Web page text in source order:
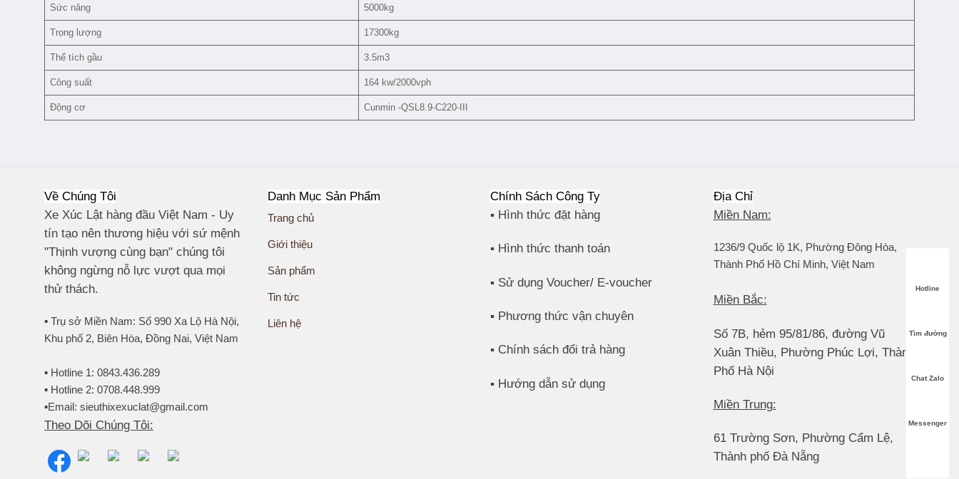
Sức nâng 5000kg
Trọng lượng 17300kg
Thể tích gầu 3.5m3
Công suất 164 kw/2000vph
Động cơ Cunmin -QSL8.9-C220-III
Về Chúng Tôi
Xe Xúc Lật hàng đầu Việt Nam - Uy
tín tạo nên thương hiệu với sứ mệnh
"Thịnh vượng cùng bạn" chúng tôi
không ngừng nỗ lực vượt qua mọi
thử thách.
▪️ Trụ sở Miền Nam: Số 990 Xa Lộ Hà Nội,
Khu phố 2, Biên Hòa, Đồng Nai, Việt Nam
▪️ Hotline 1: 0843.436.289
▪️ Hotline 2: 0708.448.999
▪️Email: sieuthixexuclat@gmail.com
Theo Dõi Chúng Tôi:
Danh Mục Sản Phẩm
Trang chủ
Giới thiệu
Sản phẩm
Tin tức
Liên hệ
Chính Sách Công Ty
▪️ Hình thức đặt hàng
▪️ Hình thức thanh toán
▪️ Sử dụng Voucher/ E-voucher
▪️ Phương thức vận chuyên
▪️ Chính sách đổi trả hàng
▪️ Hướng dẫn sử dụng
Địa Chỉ
Miền Nam:
1236/9 Quốc lộ 1K, Phường Đông Hòa,
Thành Phố Hồ Chí Minh, Việt Nam
Miền Bắc:
Số 7B, hẻm 95/81/86, đường Vũ
Xuân Thiều, Phường Phúc Lợi, Thành
Phố Hà Nội
Miền Trung:
61 Trường Sơn, Phường Cẩm Lệ,
Thành phố Đà Nẵng
Hotline
Tìm đường
Chat Zalo
Messenger